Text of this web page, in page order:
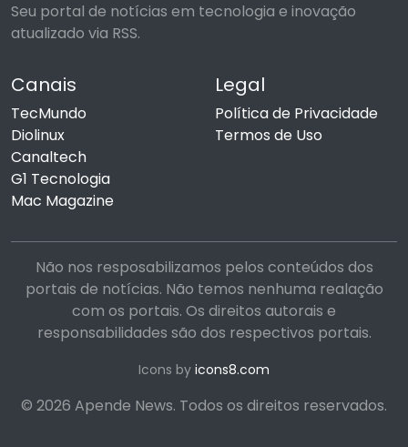
Seu portal de notícias em tecnologia e inovação
atualizado via RSS.
Canais
TecMundo
Diolinux
Canaltech
G1 Tecnologia
Mac Magazine
Legal
Política de Privacidade
Termos de Uso
Não nos resposabilizamos pelos conteúdos dos
portais de notícias. Não temos nenhuma realação
com os portais. Os direitos autorais e
responsabilidades são dos respectivos portais.
Icons by icons8.com
© 2026 Apende News. Todos os direitos reservados.